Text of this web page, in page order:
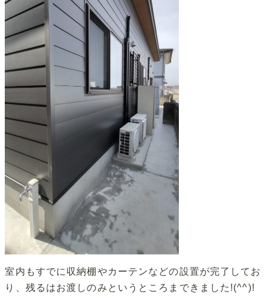
室内もすでに収納棚やカーテンなどの設置が完了してお
り、残るはお渡しのみというところまできました!(^^)!